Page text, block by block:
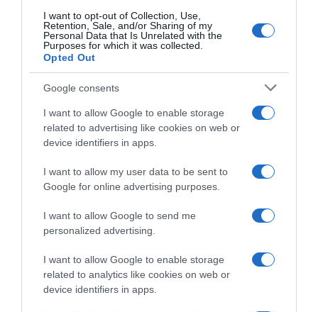
I want to opt-out of Collection, Use,
Retention, Sale, and/or Sharing of my
Personal Data that Is Unrelated with the
Purposes for which it was collected.
Opted Out
Google consents
I want to allow Google to enable storage
related to advertising like cookies on web or
device identifiers in apps.
I want to allow my user data to be sent to
Google for online advertising purposes.
I want to allow Google to send me
personalized advertising.
I want to allow Google to enable storage
related to analytics like cookies on web or
device identifiers in apps.
Ταύρος: Τρόμος σε πρακτορείο τυχερών
παιχνιδιών με εισβολή ένοπλου ληστή –
Τραυματίστηκε στο χέρι η υπάλληλος
Ο δράστης τραυμάτισε στο χέρι με μαχαίρι την
29χρονη υπάλληλο και την κλείδωσε μέσα σε γραφείο
28.12.2025 - 16:38